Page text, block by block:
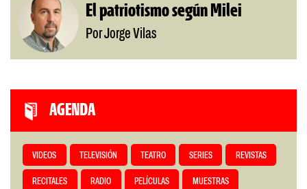
El patriotismo según Milei
Por Jorge Vilas
AGENDA
VIDEOS TELEVISIÓN TEATRO SERIES REVISTAS
RECITALES RADIO PELÍCULAS MUESTRAS